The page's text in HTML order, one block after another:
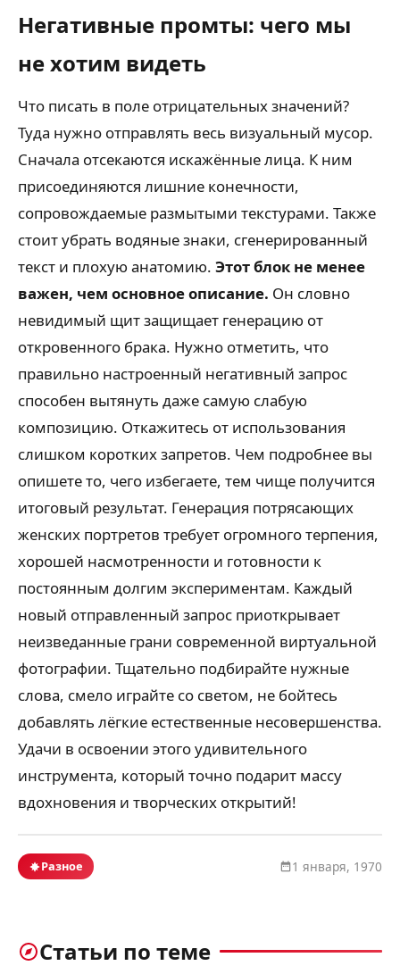
Негативные промты: чего мы
не хотим видеть
Что писать в поле отрицательных значений?
Туда нужно отправлять весь визуальный мусор.
Сначала отсекаются искажённые лица. К ним
присоединяются лишние конечности,
сопровождаемые размытыми текстурами. Также
стоит убрать водяные знаки, сгенерированный
текст и плохую анатомию. Этот блок не менее
важен, чем основное описание. Он словно
невидимый щит защищает генерацию от
откровенного брака. Нужно отметить, что
правильно настроенный негативный запрос
способен вытянуть даже самую слабую
композицию. Откажитесь от использования
слишком коротких запретов. Чем подробнее вы
опишете то, чего избегаете, тем чище получится
итоговый результат. Генерация потрясающих
женских портретов требует огромного терпения,
хорошей насмотренности и готовности к
постоянным долгим экспериментам. Каждый
новый отправленный запрос приоткрывает
неизведанные грани современной виртуальной
фотографии. Тщательно подбирайте нужные
слова, смело играйте со светом, не бойтесь
добавлять лёгкие естественные несовершенства.
Удачи в освоении этого удивительного
инструмента, который точно подарит массу
вдохновения и творческих открытий!
Разное 1 января, 1970
Статьи по теме